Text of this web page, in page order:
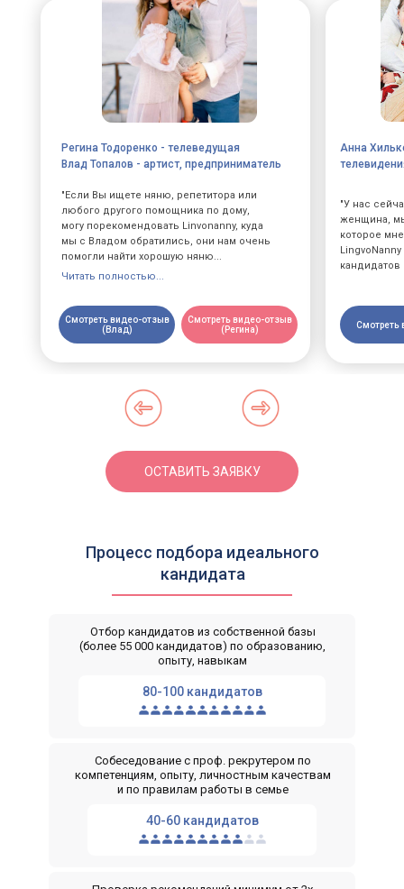
Регина Тодоренко - телеведущая
Влад Топалов - артист, предприниматель
Анна
"У нас
женщина,
которое
"Если Вы ищете няню, репетитора или
любого другого помощника по дому,
могу порекомендовать Linvonanny, куда
мы с Владом обратились, они нам очень
помогли найти хорошую няню...
Читать полностью...
Смотреть видео-отзыв
(Регина)
Смотреть видео-отзыв
(Влад)
Смотреть
ОСТАВИТЬ ЗАЯВКУ
Процесс подбора идеального
кандидата
80-100 кандидатов
Отбор кандидатов из собственной базы
(более 55 000 кандидатов) по образованию,
опыту, навыкам
40-60 кандидатов
Собеседование с проф. рекрутером по
компетенциям, опыту, личностным качествам
и по правилам работы в семье